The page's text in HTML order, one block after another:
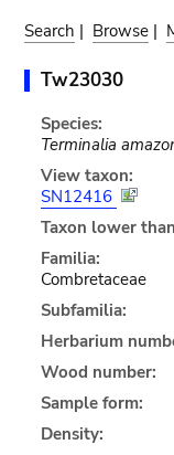
Search | Browse |
Tw23030
Species:
Terminalia
View taxon:
SN12416
Taxon lower
Familia:
Combretaceae
Subfamilia:
Herbarium
Wood number:
Sample form:
Density: